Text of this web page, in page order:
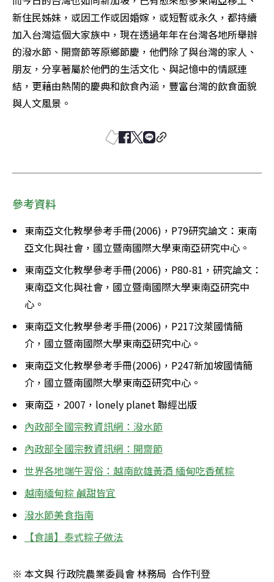
新住民姊妹，或因工作或因婚嫁，或短暫或永久，都持續
加入台灣這個大家族中，現在透過年年在台灣各地所舉辦
的潑水節、開齋節等原鄉節慶，他們除了與台灣的家人、
朋友，分享著屬於他們的生活文化、與記憶中的情感連
結，更藉由熱鬧的慶典和飲食內涵，豐富台灣的飲食面貌
與人文風景。
參考資料
東南亞文化教學參考手冊(2006)，P79研究論文：東南
亞文化與社會，國立暨南國際大學東南亞研究中心。
東南亞文化教學參考手冊(2006)，P80-81，研究論文：
東南亞文化與社會，國立暨南國際大學東南亞研究中
心。
東南亞文化教學參考手冊(2006)，P217汶萊國情簡
介，國立暨南國際大學東南亞研究中心。
東南亞文化教學參考手冊(2006)，P247新加坡國情簡
介，國立暨南國際大學東南亞研究中心。
東南亞，2007，lonely planet 聯經出版
內政部全國宗教資訊網：潑水節
內政部全國宗教資訊網 ：開齋節
世界各地端午習俗：越南飲雄黃酒 緬甸吃香蕉粽
越南緬甸粽 鹹甜皆宜
潑水節美食指南
【食譜】泰式粽子做法
※ 本文與 行政院農業委員會 林務局  合作刊登